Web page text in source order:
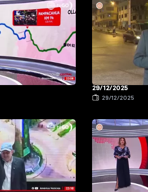
29/12/2025
29/12/2025